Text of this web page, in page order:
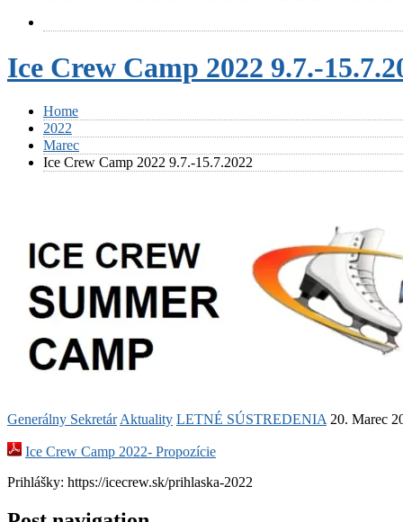
Ice Crew Camp 2022 9.7.-
Home
2022
Marec
Ice Crew Camp 2022 9.7.-15.7.2022
Generálny Sekretár Aktuality LETNÉ SÚSTREDENIA 20. Marec
Ice Crew Camp 2022- Propozície
Prihlášky: https://icecrew.sk/prihlaska-2022